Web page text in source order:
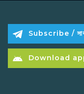
Subscribe /
Download app